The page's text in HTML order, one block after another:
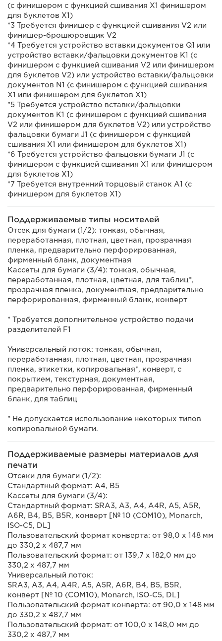
(с финишером с функцией сшивания X1 финишером
для буклетов X1)
*3 Требуется финишер с функцией сшивания V2 или
финишер-брошюровщик V2
*4 Требуется устройство вставки документов Q1 или
устройство вставки/фальцовки документов K1 (с
финишером с функцией сшивания V2 или финишером
для буклетов V2) или устройство вставки/фальцовки
документов N1 (с финишером с функцией сшивания
X1 или финишером для буклетов X1)
*5 Требуется устройство вставки/фальцовки
документов K1 (с финишером с функцией сшивания
V2 или финишером для буклетов V2) или устройство
фальцовки бумаги J1 (с финишером с функцией
сшивания X1 или финишером для буклетов X1)
*6 Требуется устройство фальцовки бумаги J1 (с
финишером с функцией сшивания X1 или финишером
для буклетов X1)
*7 Требуется внутренний торцовый станок A1 (с
финишером для буклетов X1)
Поддерживаемые типы носителей
Отсек для бумаги (1/2): тонкая, обычная,
переработанная, плотная, цветная, прозрачная
пленка, предварительно перфорированная,
фирменный бланк, документная
Кассеты для бумаги (3/4): тонкая, обычная,
переработанная, плотная, цветная, для таблиц*,
прозрачная пленка, документная, предварительно
перфорированная, фирменный бланк, конверт
* Требуется дополнительное устройство подачи
разделителей F1
Универсальный лоток: тонкая, обычная,
переработанная, плотная, цветная, прозрачная
пленка, этикетки, копировальная*, конверт, с
покрытием, текстурная, документная,
предварительно перфорированная, фирменный
бланк, для таблиц
* Не допускается использование некоторых типов
копировальной бумаги.
Поддерживаемые размеры материалов для
печати
Отсеки для бумаги (1/2):
Стандартный формат: A4, B5
Кассеты для бумаги (3/4):
Стандартный формат: SRA3, A3, A4, A4R, A5, A5R,
A6R, B4, B5, B5R, конверт [№ 10 (COM10), Monarch,
ISO-C5, DL]
Пользовательский формат конверта: от 98,0 x 148 мм
до 330,2 x 487,7 мм
Пользовательский формат: от 139,7 x 182,0 мм до
330,2 x 487,7 мм
Универсальный лоток:
SRA3, A3, A4, A4R, A5, A5R, A6R, B4, B5, B5R,
конверт [№ 10 (COM10), Monarch, ISO-C5, DL]
Пользовательский формат конверта: от 90,0 x 148 мм
до 330,2 x 487,7 мм
Пользовательский формат: от 100,0 x 148,0 мм до
330,2 x 487,7 мм